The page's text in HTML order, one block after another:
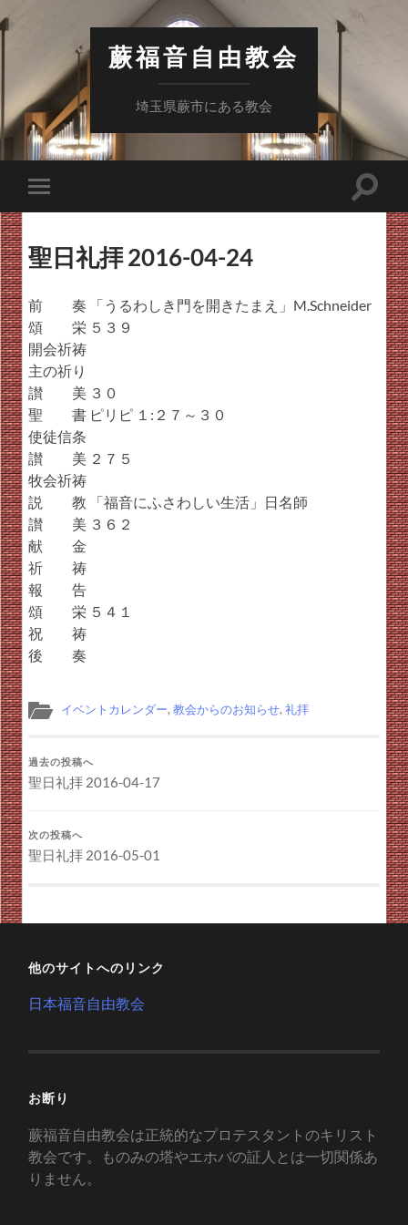
蕨福音自由教会
埼玉県蕨市にある教会
モ
バ
ル
メ
ニ
ー
り
替
え
る
検
切
聖日礼拝 2016-04-24
前 奏 「うるわしき門を開きたまえ」M.Schneider
頌 栄 ５３９
開会祈祷
主の祈り
讃 美 ３０
聖 書 ピリピ １:２７～３０
使徒信条
讃 美 ２７５
牧会祈祷
説 教 「福音にふさわしい生活」日名師
讃 美 ３６２
献 金
祈 祷
報 告
頌 栄 ５４１
祝 祷
後 奏
イベントカレンダー,教会からのお知らせ,礼拝
過去の投稿へ
聖日礼拝 2016-04-17
次の投稿へ
聖日礼拝 2016-05-01
他のサイトへのリンク
日本福音自由教会
お断り
蕨福音自由教会は正統的なプロテスタントのキリスト
教会です。ものみの塔やエホバの証人とは一切関係あ
りません。